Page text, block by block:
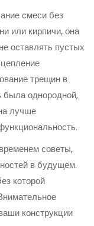
смеси без
или кирпичи, она
оставлять пустых
трещин в
однородной,
лучше
советы,
в будущем.
которой
конструкции